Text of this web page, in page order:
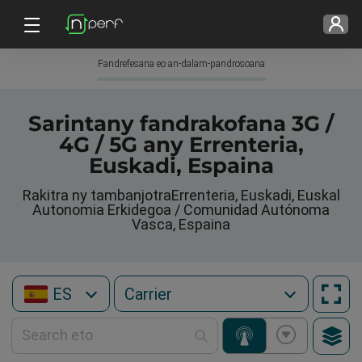
Fandrefesana eo an-dalam-pandrosoana
Sarintany fandrakofana 3G /
4G / 5G any Errenteria,
Euskadi, Espaina
Rakitra ny tambanjotraErrenteria, Euskadi, Euskal
Autonomia Erkidegoa / Comunidad Autónoma
Vasca, Espaina
ES